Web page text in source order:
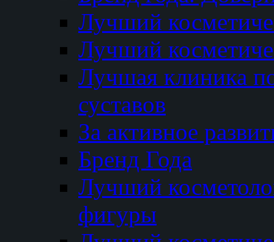
Лучший
Лучший
Лучшая клиника
суставов
За активное
Бренд Года
Лучший
фигуры